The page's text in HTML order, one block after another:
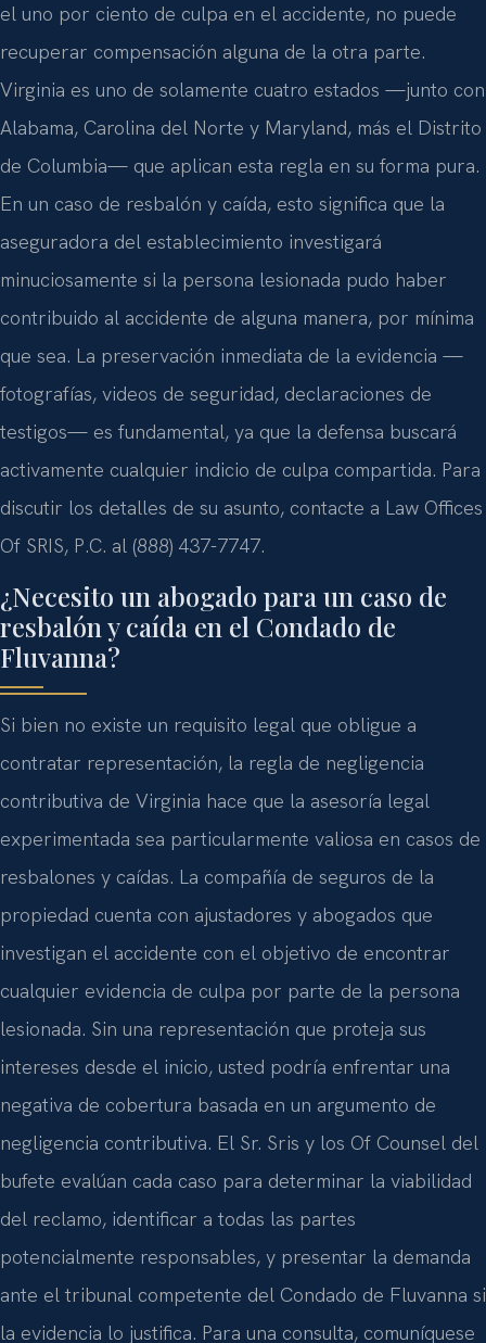
el uno por ciento de culpa en el accidente, no puede
recuperar compensación alguna de la otra parte.
Virginia es uno de solamente cuatro estados —junto con
Alabama, Carolina del Norte y Maryland, más el Distrito
de Columbia— que aplican esta regla en su forma pura.
En un caso de resbalón y caída, esto significa que la
aseguradora del establecimiento investigará
minuciosamente si la persona lesionada pudo haber
contribuido al accidente de alguna manera, por mínima
que sea. La preservación inmediata de la evidencia —
fotografías, videos de seguridad, declaraciones de
testigos— es fundamental, ya que la defensa buscará
activamente cualquier indicio de culpa compartida. Para
discutir los detalles de su asunto, contacte a Law Offices
Of SRIS, P.C. al (888) 437-7747.
¿Necesito un abogado para un caso de
resbalón y caída en el Condado de
Fluvanna?
Si bien no existe un requisito legal que obligue a
contratar representación, la regla de negligencia
contributiva de Virginia hace que la asesoría legal
experimentada sea particularmente valiosa en casos de
resbalones y caídas. La compañía de seguros de la
propiedad cuenta con ajustadores y abogados que
investigan el accidente con el objetivo de encontrar
cualquier evidencia de culpa por parte de la persona
lesionada. Sin una representación que proteja sus
intereses desde el inicio, usted podría enfrentar una
negativa de cobertura basada en un argumento de
negligencia contributiva. El Sr. Sris y los Of Counsel del
bufete evalúan cada caso para determinar la viabilidad
del reclamo, identificar a todas las partes
potencialmente responsables, y presentar la demanda
ante el tribunal competente del Condado de Fluvanna si
la evidencia lo justifica. Para una consulta, comuníquese